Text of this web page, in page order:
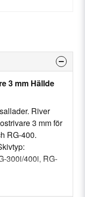
3 mm Hällde
River
3 mm för
RG-400.
300i/400i, RG-